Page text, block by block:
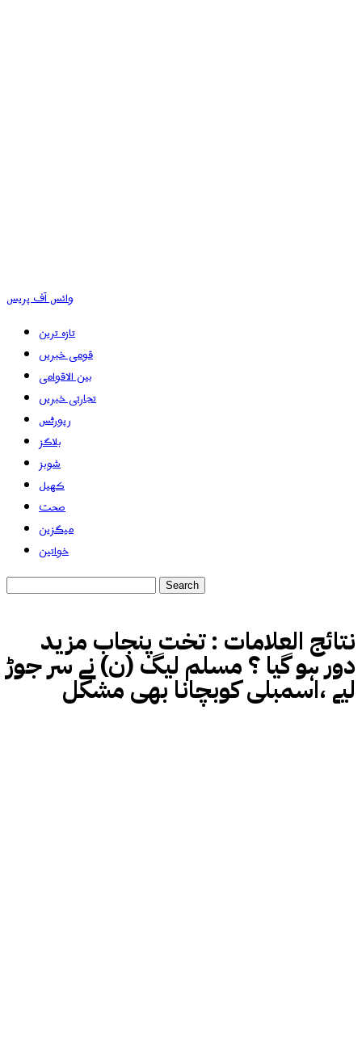
وائس آف پریس
تازہ ترین
قومی خبریں
بین الاقوامی
تجارتی خبریں
رپورٹس
بلاگز
شوبز
کھیل
صحت
میگزین
خواتین
نتائج العلامات :تخت پنجاب مزید
دور ہو گیا ؟ مسلم لیگ (ن) نے سر جوڑ
لیے ،اسمبلی کوبچانا بھی مشکل